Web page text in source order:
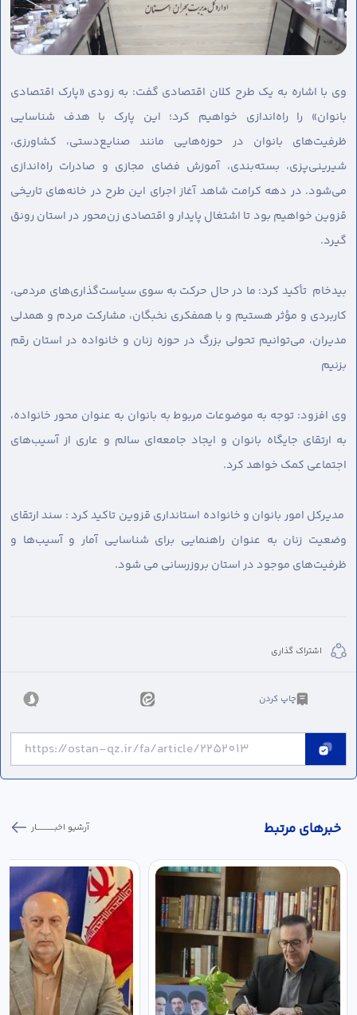
وی با اشاره به یک طرح کلان اقتصادی گفت: به زودی «پارک اقتصادی
بانوان» را راه‌اندازی خواهیم کرد؛ این پارک با هدف شناسایی
ظرفیت‌های بانوان در حوزه‌هایی مانند صنایع‌دستی، کشاورزی،
شیرینی‌پزی، بسته‌بندی، آموزش فضای مجازی و صادرات راه‌اندازی
می‌شود. در دهه کرامت شاهد آغاز اجرای این طرح در خانه‌های تاریخی
قزوین خواهیم بود تا اشتغال پایدار و اقتصادی زن‌محور در استان رونق
گیرد.
بیدخام تأکید کرد: ما در حال حرکت به سوی سیاست‌گذاری‌های مردمی،
کاربردی و مؤثر هستیم و با همفکری نخبگان، مشارکت مردم و همدلی
مدیران، می‌توانیم تحولی بزرگ در حوزه زنان و خانواده در استان رقم
بزنیم
وی افزود: توجه به موضوعات مربوط به بانوان به عنوان محور خانواده،
به ارتقای جایگاه بانوان و ایجاد جامعه‌ای سالم و عاری از آسیب‌های
اجتماعی کمک خواهد کرد.
مدیرکل امور بانوان و خانواده استانداری قزوین تاکید کرد : سند ارتقای
وضعیت زنان به عنوان راهنمایی برای شناسایی آمار و آسیب‌ها و
ظرفیت‌های موجود در استان بروزرسانی می شود.
اشتراک گذاری
چاپ کردن
خبر‌های مرتبط آرشیو اخبـــــــــــار